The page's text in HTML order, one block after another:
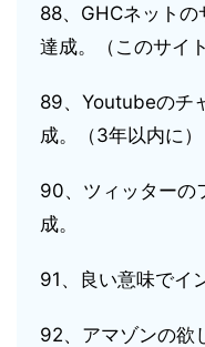
88、GHCネット
達成。（このサイ
89、Youtubeのチ
成。（3年以内に）
90、ツィッターの
成。
91、良い意味でイ
92、アマゾンの欲